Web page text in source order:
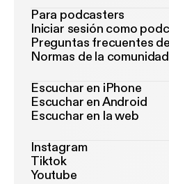
Para podcasters
Iniciar sesión como
Preguntas frecuentes
Normas de la comunidad
Escuchar en iPhone
Escuchar en Android
Escuchar en la web
Instagram
Tiktok
Youtube